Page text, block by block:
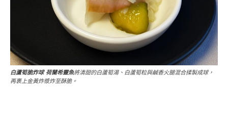
白蘆筍脆炸球 荷蘭希靈魚將清甜的白蘆筍湯、白蘆筍粒與鹹香火腿混合揉製成球，
再裹上金黃炸漿炸至酥脆。